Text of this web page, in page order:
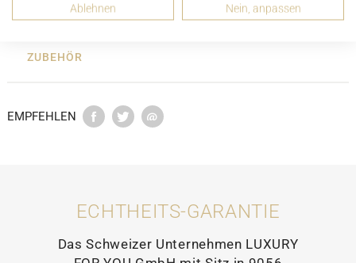
ZUSTANDSBESCHREIBUNG
ZUBEHÖR
EMPFEHLEN
ECHTHEITS-GARANTIE
Das Schweizer Unternehmen LUXURY
Ablehnen Nein, anpassen